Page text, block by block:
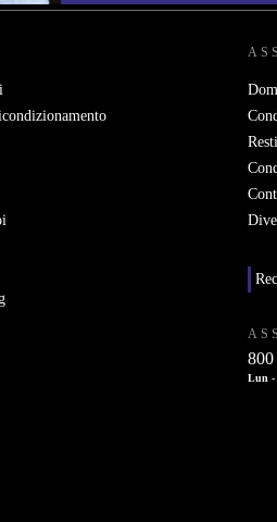
800
Lun -